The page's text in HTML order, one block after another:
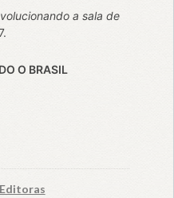
a sala de
O BRASIL